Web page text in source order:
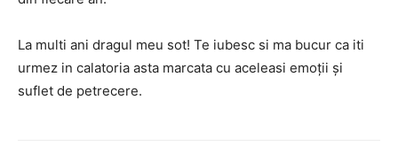
La multi ani dragul meu sot! Te iubesc si ma bucur ca iti
urmez in calatoria asta marcata cu aceleasi emoții și
suflet de petrecere.